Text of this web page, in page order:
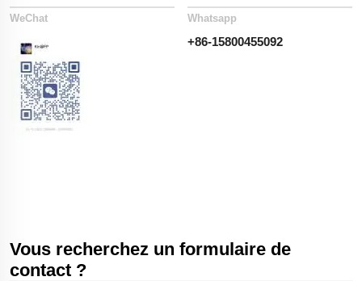
WeChat Whatsapp
+86-15800455092
Vous recherchez un formulaire de
contact ?